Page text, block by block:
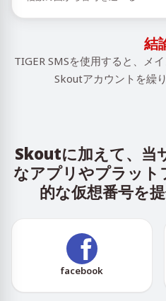
結
TIGER SMSを使用すると、メ
Skoutアカウントを繰
Skoutに加えて、当
なアプリやプラット
的な仮想番号を
facebook